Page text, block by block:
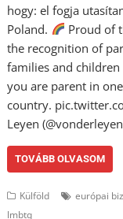
hogy: el fogja
Poland.
Proud of
the recognition of
families and
you are parent in
country.
Leyen
TOVÁBB OLVASOM
Külföld európai
lmbtq